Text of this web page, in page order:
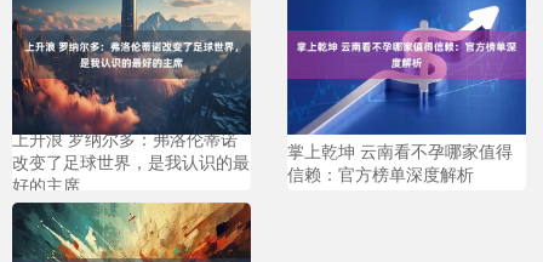
上升浪 罗纳尔多：弗洛伦蒂诺
改变了足球世界，是我认识的最
好的主席
掌上乾坤 云南看不孕哪家值得
信赖：官方榜单深度解析